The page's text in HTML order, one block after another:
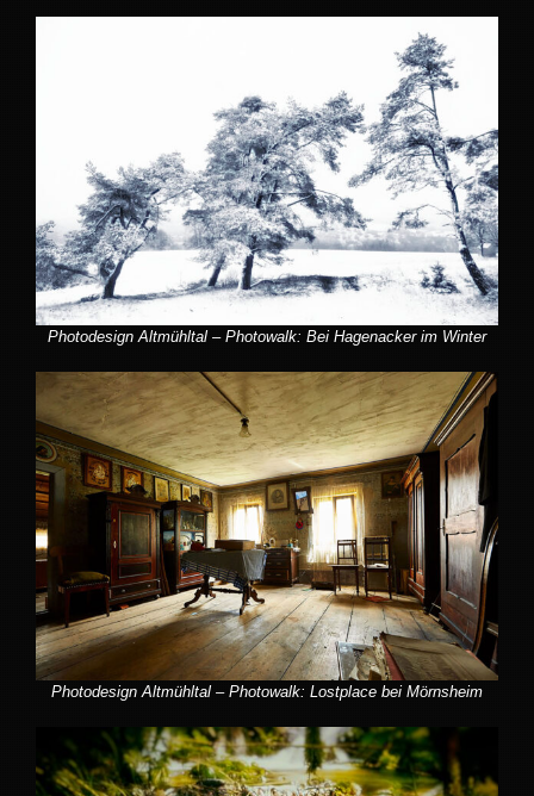
Photodesign Altmühltal – Photowalk: Bei Hagenacker im Winter
Photodesign Altmühltal – Photowalk: Lostplace bei Mörnsheim